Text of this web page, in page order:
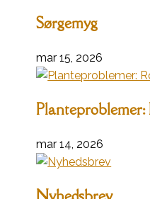
Sørgemyg
mar 15, 2026
Planteproblemer:
mar 14, 2026